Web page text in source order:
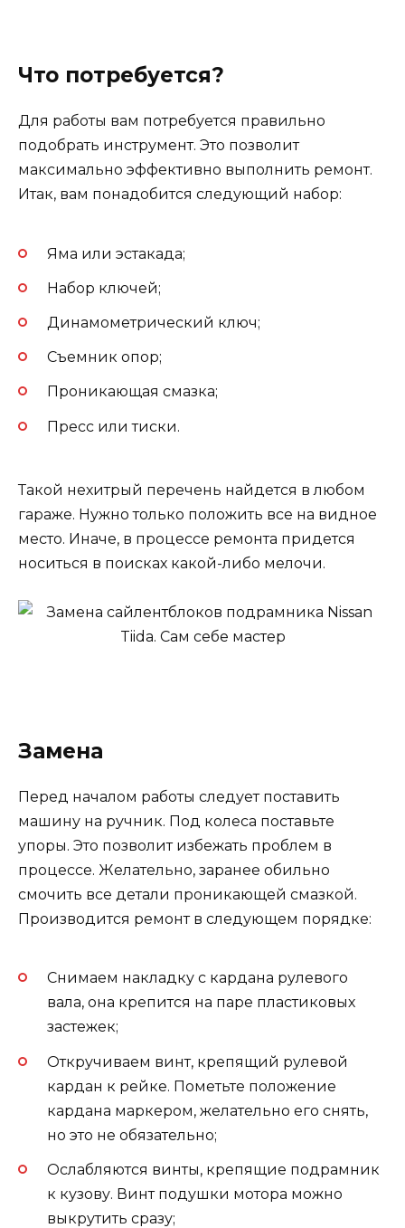
Что потребуется?
Для работы вам потребуется правильно
подобрать инструмент. Это позволит
максимально эффективно выполнить ремонт.
Итак, вам понадобится следующий набор:
Яма или эстакада;
Набор ключей;
Динамометрический ключ;
Съемник опор;
Проникающая смазка;
Пресс или тиски.
Такой нехитрый перечень найдется в любом
гараже. Нужно только положить все на видное
место. Иначе, в процессе ремонта придется
носиться в поисках какой-либо мелочи.
Замена
Перед началом работы следует поставить
машину на ручник. Под колеса поставьте
упоры. Это позволит избежать проблем в
процессе. Желательно, заранее обильно
смочить все детали проникающей смазкой.
Производится ремонт в следующем порядке:
Снимаем накладку с кардана рулевого
вала, она крепится на паре пластиковых
застежек;
Откручиваем винт, крепящий рулевой
кардан к рейке. Пометьте положение
кардана маркером, желательно его снять,
но это не обязательно;
Ослабляются винты, крепящие подрамник
к кузову. Винт подушки мотора можно
выкрутить сразу;